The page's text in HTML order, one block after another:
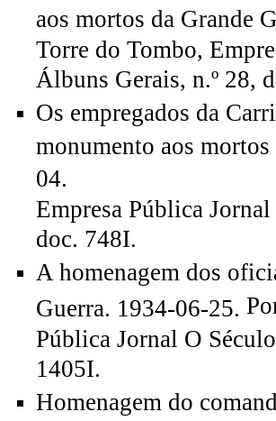
aos mortos da Grande
Torre do Tombo,
Álbuns Gerais, n.º 28,
Os empregados da
monumento aos
04.
Portugal,
Empresa Pública
doc. 748I.
A homenagem dos
Guerra. 1934-06-25.
Pública Jornal O
1405I.
Homenagem do